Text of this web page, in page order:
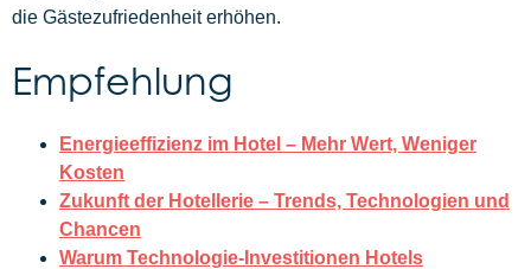
die Gästezufriedenheit erhöhen.
Empfehlung
Energieeffizienz im Hotel – Mehr Wert, Weniger
Kosten
Zukunft der Hotellerie – Trends, Technologien und
Chancen
Warum Technologie-Investitionen Hotels